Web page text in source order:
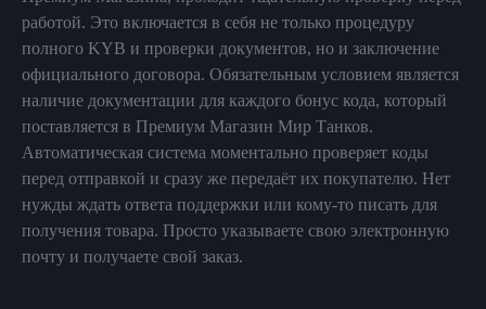
работой. Это включается в себя не только процедуру
полного KYB и проверки документов, но и заключение
официального договора. Обязательным условием является
наличие документации для каждого бонус кода, который
поставляется в Премиум Магазин Мир Танков.
Автоматическая система моментально проверяет коды
перед отправкой и сразу же передаёт их покупателю. Нет
нужды ждать ответа поддержки или кому-то писать для
получения товара. Просто указываете свою электронную
почту и получаете свой заказ.